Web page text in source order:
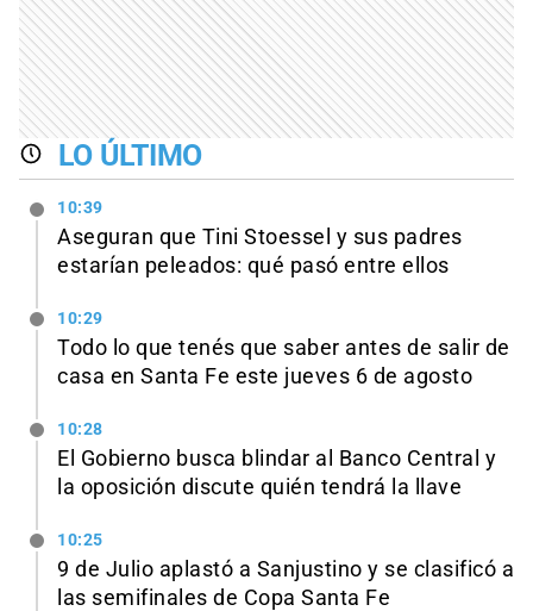
LO ÚLTIMO
10:39
Aseguran que Tini Stoessel y sus padres
estarían peleados: qué pasó entre ellos
10:29
Todo lo que tenés que saber antes de salir de
casa en Santa Fe este jueves 6 de agosto
10:28
El Gobierno busca blindar al Banco Central y
la oposición discute quién tendrá la llave
10:25
9 de Julio aplastó a Sanjustino y se clasificó a
las semifinales de Copa Santa Fe